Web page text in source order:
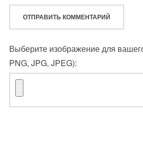
Выберите изображение для
PNG, JPG, JPEG):